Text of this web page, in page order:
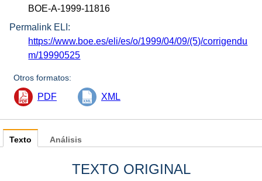
BOE-A-1999-11816
Permalink ELI:
https://www.boe.es/eli/es/o/1999/04/09/(5)/corrigendu
m/19990525
Otros formatos:
PDF XML
Texto
TEXTO ORIGINAL
Análisis